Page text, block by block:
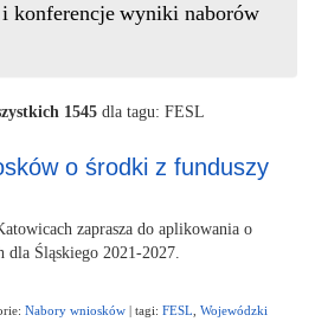
konferencjewyniki naborów
1545 dla tagu: FESL
o środki z funduszy
zaprasza do aplikowania o
dla Śląskiego 2021-2027.
Nabory wniosków | tagi: FESL Wojewódzki